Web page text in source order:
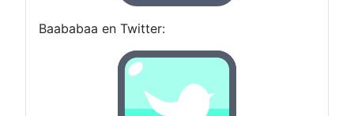
Baababaa en Twitter: